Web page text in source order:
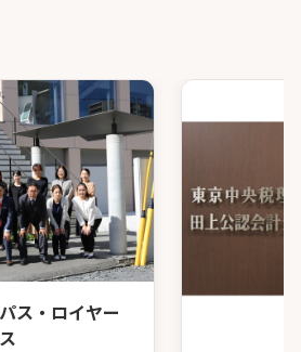
ス・ロイヤー